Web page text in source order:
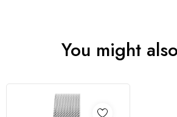
You might